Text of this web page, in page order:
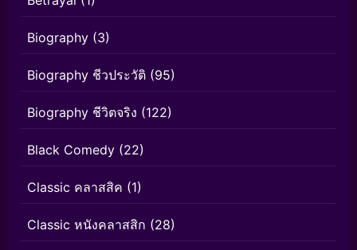
Biography (3)
Biography ชีวประวัติ (95)
Biography ชีวิตจริง (122)
Black Comedy (22)
Classic คลาสสิค (1)
Classic หนังคลาสสิก (28)